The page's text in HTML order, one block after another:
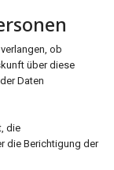
ob
über diese
Daten
die
die Berichtigung der